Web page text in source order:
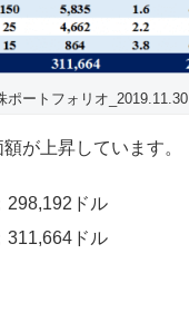
ポートフォリオ_2019.11.30
が上昇しています。
298,192ドル
311,664ドル